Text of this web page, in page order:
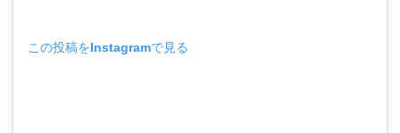
この投稿をInstagramで見る